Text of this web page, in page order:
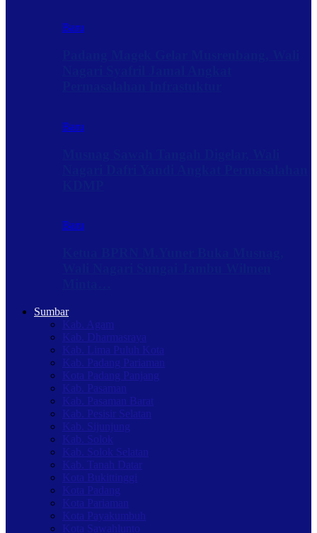
Baru
Baru
Baru
Sumbar
Kab. Agam
Kab. Dharmasraya
Kab. Lima Puluh Kota
Kab. Padang Pariaman
Kota Padang Panjang
Kab. Pasaman
Kab. Pasaman Barat
Kab. Pesisir Selatan
Kab. Sijunjung
Kab. Solok
Kab. Solok Selatan
Kab. Tanah Datar
Kota Bukittinggi
Kota Padang
Kota Pariaman
Kota Payakumbuh
Kota Sawahlunto